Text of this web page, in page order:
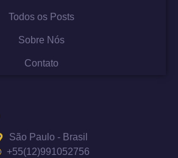
Todos os Posts
Sobre Nós
Contato
São Paulo - Brasil
+55(12)991052756